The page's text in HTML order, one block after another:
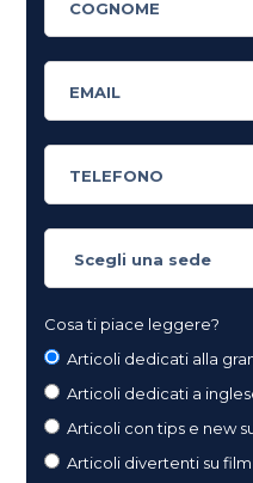
Cosa ti piace leggere?
Articoli dedicati alla
Articoli dedicati a
Articoli con tips e new
Articoli divertenti su